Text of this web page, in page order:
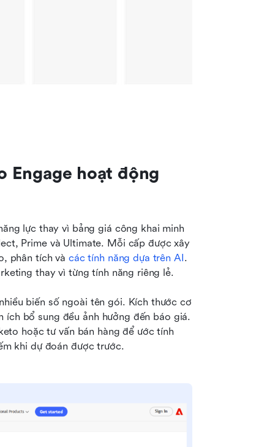
Engage hoạt động
lực thay vì bảng giá công khai minh
Prime và Ultimate. Mỗi cấp được xây
phân tích và các tính năng dựa trên AI.
thay vì từng tính năng riêng lẻ.
biến số ngoài tên gói. Kích thước cơ
bổ sung đều ảnh hưởng đến báo giá.
hoặc tư vấn bán hàng để ước tính
khi dự đoán được trước.